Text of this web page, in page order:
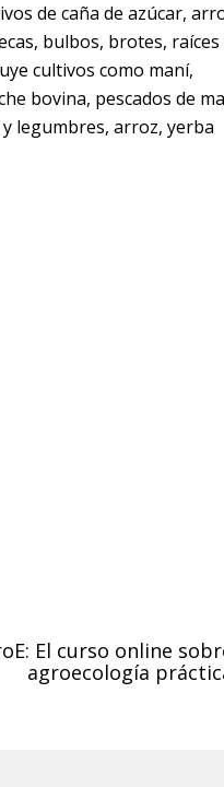
de caña de azúcar,
bulbos, brotes, raíces
cultivos como maní,
bovina, pescados de
legumbres, arroz, yerba
El curso online
agroecología